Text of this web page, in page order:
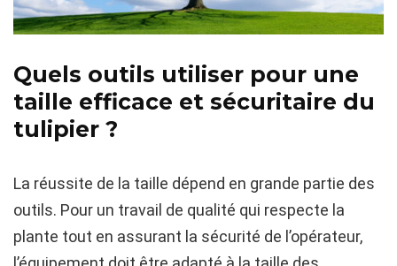
Quels outils utiliser pour une
taille efficace et sécuritaire du
tulipier ?
La réussite de la taille dépend en grande partie des
outils. Pour un travail de qualité qui respecte la
plante tout en assurant la sécurité de l’opérateur,